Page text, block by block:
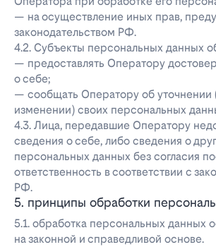
— на осуществление иных прав,
законодательством РФ.
4.2. Субъекты персональных данных
— предоставлять Оператору
о себе;
— сообщать Оператору об уточнении
изменении) своих персональных
4.3. Лица, передавшие Оператору
сведения о себе, либо сведения о
персональных данных без согласия
ответственность в соответствии с
РФ.
5. принципы обработки
5.1. обработка персональных данных
на законной и справедливой основе.